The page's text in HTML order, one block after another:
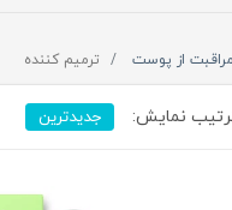
از پوست ترمیم کننده
نمایش: جدیدترین